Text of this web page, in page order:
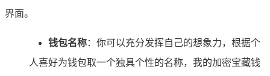
界面。
钱包名称：你可以充分发挥自己的想象力，根据个
人喜好为钱包取一个独具个性的名称，我的加密宝藏钱